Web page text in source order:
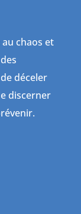
chaos et
déceler
discerner